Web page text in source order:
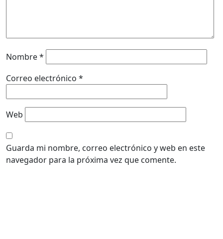
Nombre*
Correo electrónico *
Web
Guarda mi nombre, correo electrónico y web en este
navegador para la próxima vez que comente.